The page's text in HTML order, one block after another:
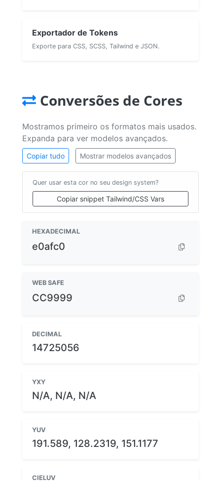
Exportador de Tokens
Exporte para CSS, SCSS, Tailwind e JSON.
Conversões de Cores
Mostramos primeiro os formatos mais usados.
Expanda para ver modelos avançados.
Copiar tudo Mostrar modelos avançados
Quer usar esta cor no seu design system?
Copiar snippet Tailwind/CSS Vars
HEXADECIMAL
e0afc0
WEB SAFE
CC9999
DECIMAL
14725056
YXY
N/A, N/A, N/A
YUV
191.589, 128.2319, 151.1177
CIELUV